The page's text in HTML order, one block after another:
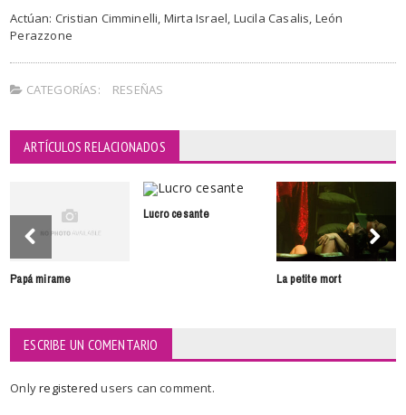
Actúan: Cristian Cimminelli, Mirta Israel, Lucila Casalis, León
Perazzone
CATEGORÍAS: RESEÑAS
ARTÍCULOS RELACIONADOS
Papá mirame
Lucro cesante
La petite mort
ESCRIBE UN COMENTARIO
Onlyregisteredusers can comment.